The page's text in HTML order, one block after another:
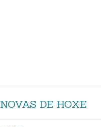
NOVAS DE HOXE